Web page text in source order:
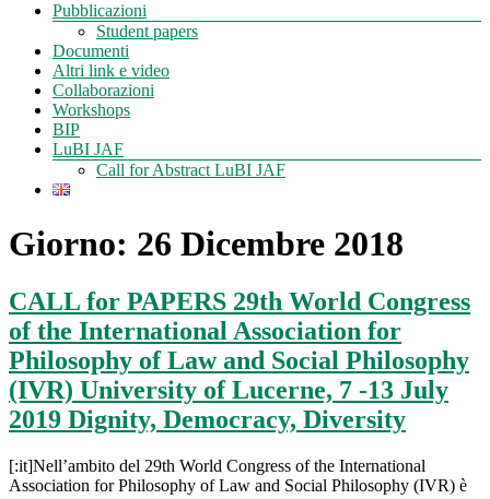
Pubblicazioni
Student papers
Documenti
Altri link e video
Collaborazioni
Workshops
BIP
LuBI JAF
Call for Abstract LuBI JAF
Giorno: 26 Dicembre 2018
CALL for PAPERS 29th World Congress
of the International Association for
Philosophy of Law and Social Philosophy
(IVR) University of Lucerne, 7 -13 July
2019 Dignity, Democracy, Diversity
[:it]Nell’ambito del 29th World Congress of the International
Association for Philosophy of Law and Social Philosophy (IVR) è